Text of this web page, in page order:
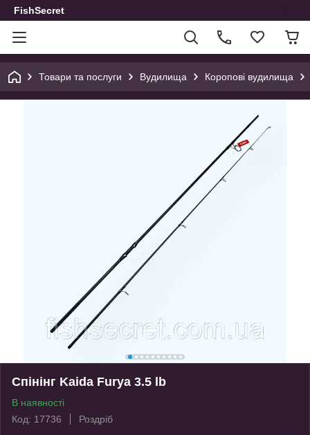
FishSecret
Товари та послуги Вудилища Коропові вудилища
Спінінг Kaida Furya 3.5 lb
В наявності
Код: 17736
Роздріб